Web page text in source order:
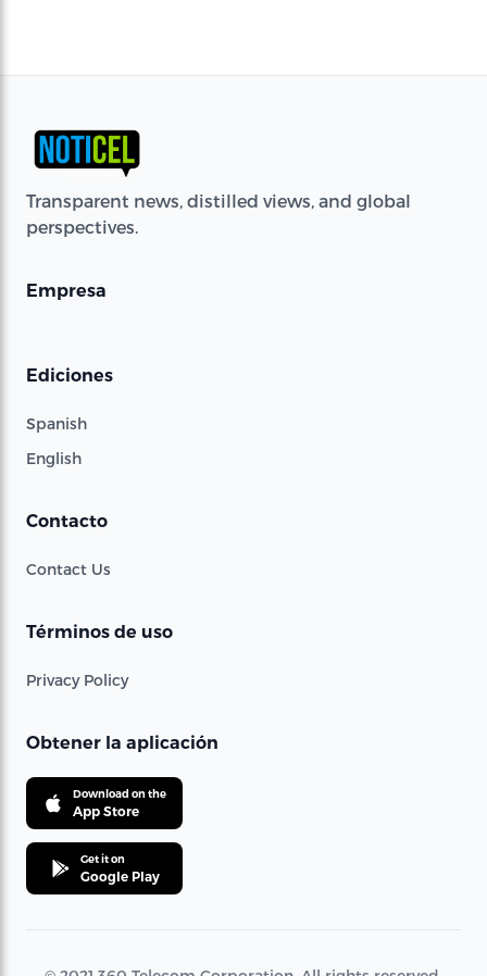
Transparent news, distilled views, and global
perspectives.
Empresa
Ediciones
Spanish
English
Contacto
Contact Us
Términos de uso
Privacy Policy
Obtener la aplicación
Download on the
App Store
Get it on
Google Play